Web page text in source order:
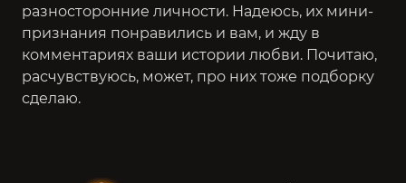
разносторонние личности. Надеюсь, их мини-
признания понравились и вам, и жду в
комментариях ваши истории любви. Почитаю,
расчувствуюсь, может, про них тоже подборку
сделаю.